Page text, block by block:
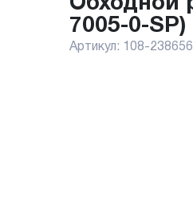
7005-0-SP)
Артикул: 108-238656